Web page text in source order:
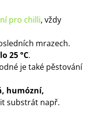
pro chilli, vždy
mrazech.
25 °C.
je také pěstování
humózní,
substrát např.